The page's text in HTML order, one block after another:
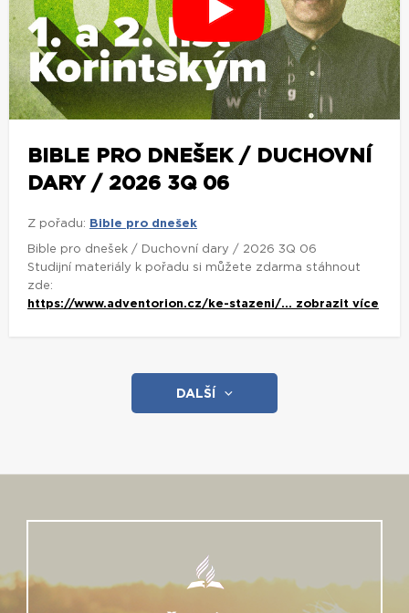
BIBLE PRO DNEŠEK / DUCHOVNÍ
DARY / 2026 3Q 06
Z pořadu: Bible pro dnešek
Bible pro dnešek / Duchovní dary / 2026 3Q 06
Studijní materiály k pořadu si můžete zdarma stáhnout
zde:
https://www.adventorion.cz/ke-stazeni/... zobrazit více
DALŠÍ